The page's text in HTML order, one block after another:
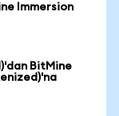
Immersion
BitMine